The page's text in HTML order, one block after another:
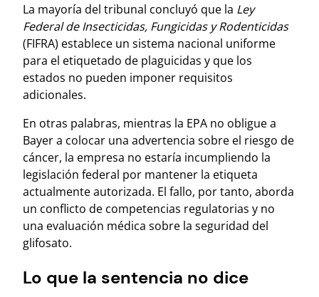
La mayoría del tribunal concluyó que la Ley
Federal de Insecticidas, Fungicidas y Rodenticidas
(FIFRA) establece un sistema nacional uniforme
para el etiquetado de plaguicidas y que los
estados no pueden imponer requisitos
adicionales.
En otras palabras, mientras la EPA no obligue a
Bayer a colocar una advertencia sobre el riesgo de
cáncer, la empresa no estaría incumpliendo la
legislación federal por mantener la etiqueta
actualmente autorizada. El fallo, por tanto, aborda
un conflicto de competencias regulatorias y no
una evaluación médica sobre la seguridad del
glifosato.
Lo que la sentencia no dice